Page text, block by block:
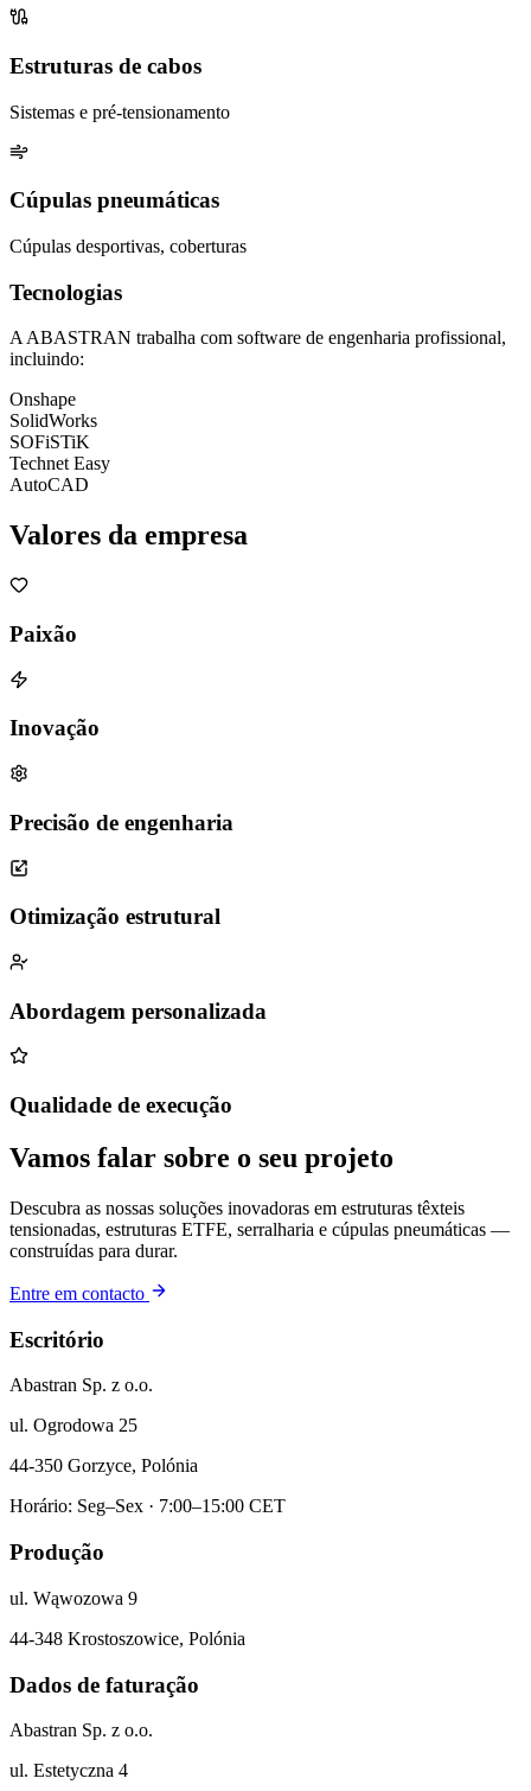
Estruturas de cabos
Sistemas e pré-tensionamento
Cúpulas pneumáticas
Cúpulas desportivas, coberturas
Tecnologias
A ABASTRAN trabalha com software de engenharia profissional,
incluindo:
Onshape
SolidWorks
SOFiSTiK
Technet Easy
AutoCAD
Valores da empresa
Paixão
Inovação
Precisão de engenharia
Otimização estrutural
Abordagem personalizada
Qualidade de execução
Vamos falar sobre o seu projeto
Descubra as nossas soluções inovadoras em estruturas têxteis
tensionadas, estruturas ETFE, serralharia e cúpulas pneumáticas —
construídas para durar.
Entre em contacto
Escritório
Abastran Sp. z o.o.
ul. Ogrodowa 25
44-350 Gorzyce, Polónia
Horário: Seg–Sex · 7:00–15:00 CET
Produção
ul. Wąwozowa 9
44-348 Krostoszowice, Polónia
Dados de faturação
Abastran Sp. z o.o.
ul. Estetyczna 4